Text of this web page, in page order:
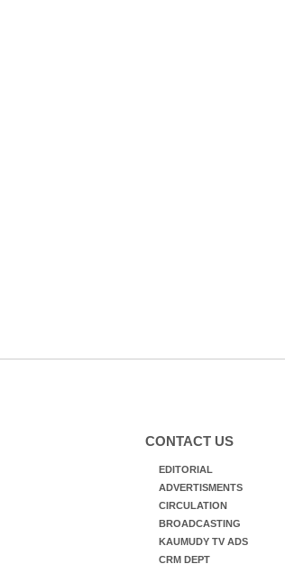
CONTACT US
EDITORIAL
ADVERTISMENTS
CIRCULATION
BROADCASTING
KAUMUDY TV ADS
CRM DEPT